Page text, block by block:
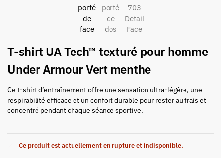
T-shirt UA Tech™ texturé pour homme
Under Armour Vert menthe
Ce t-shirt d’entraînement offre une sensation ultra-légère, une
respirabilité efficace et un confort durable pour rester au frais et
concentré pendant chaque séance sportive.
Ce produit est actuellement en rupture et indisponible.